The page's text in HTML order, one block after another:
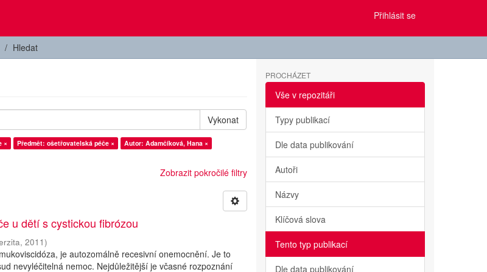
Přihlásit se
Hledat
Vykonat
× Předmět: ošetřovatelská péče ×
Autor: Adamčíková, Hana ×
Zobrazit pokročilé filtry
u dětí s cystickou fibrózou
,2011)
je autozomálně recesivní onemocnění. Je to
nevyléčitelná nemoc. Nejdůležitější je včasné rozpoznání
PROCHÁZET
Vše v repozitáři
Typy publikací
Dle data publikování
Autoři
Názvy
Klíčová slova
Tento typ publikací
Dle data publikování